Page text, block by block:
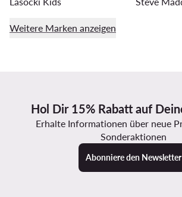
Weitere Marken anzeigen
Hol Dir 15% Rabatt auf
Erhalte Informationen über neue
Sonderaktionen
Abonniere den Newsletter